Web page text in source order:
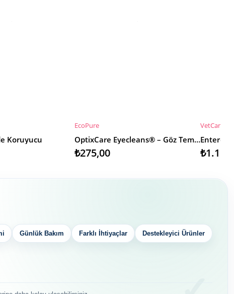
Koruyucu
SEPETE EKLE
EcoPure
OptixCare Eyecleans® – Göz Temizleme Losyonu
₺275,00
SEPETE
VetCare
Günlük Bakım Farklı İhtiyaçlar Destekleyici Ürünler